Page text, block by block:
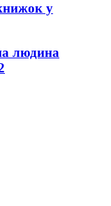
у
людина